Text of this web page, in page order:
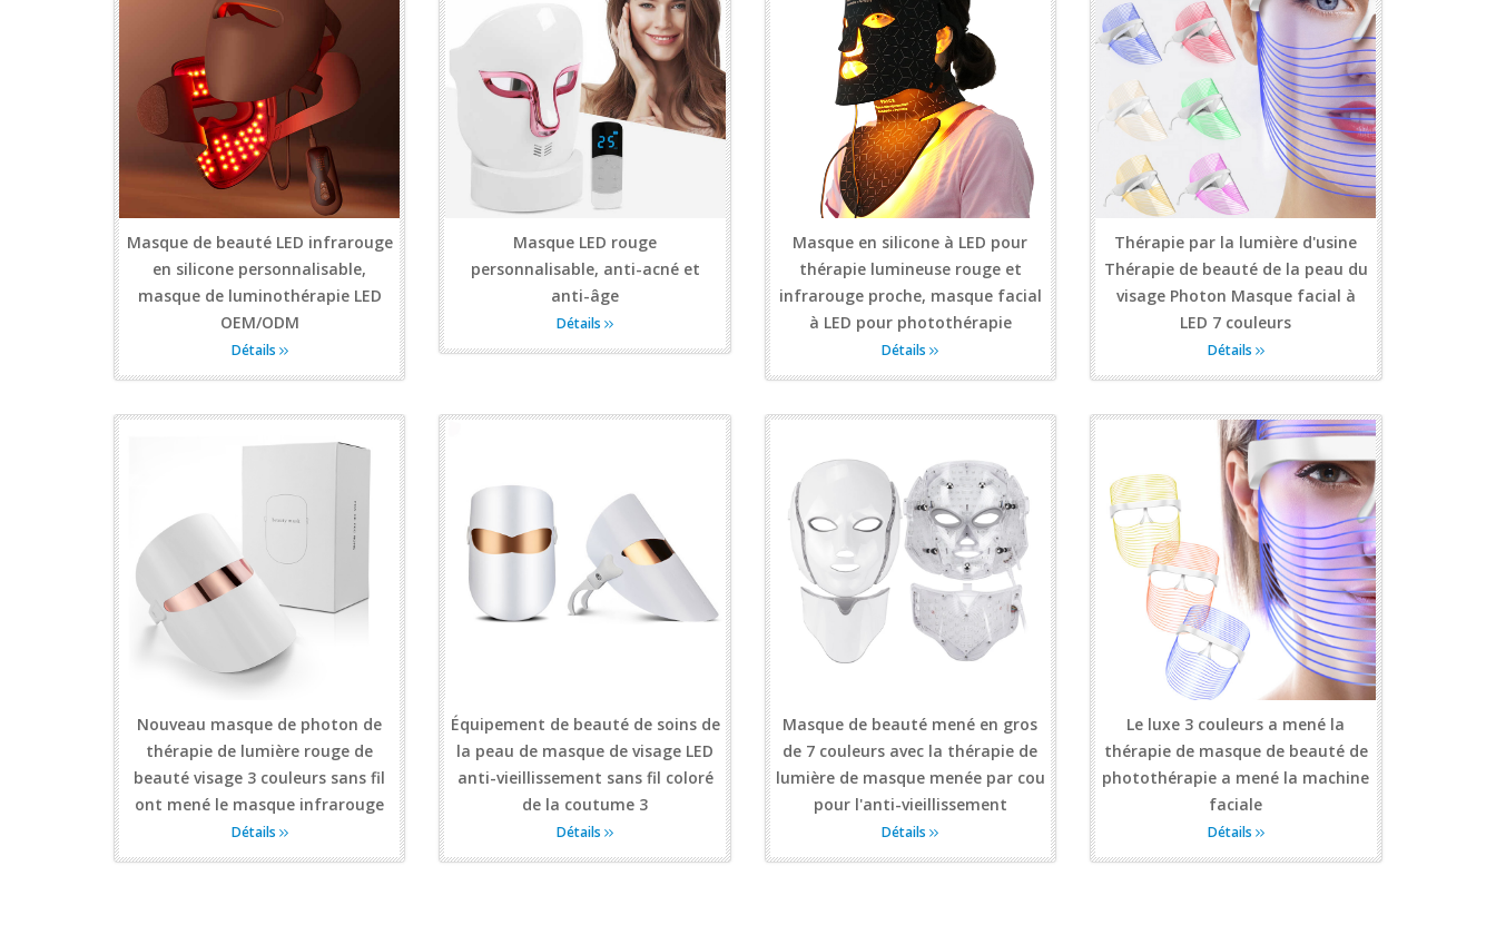
Masque de beauté LED infrarouge
en silicone personnalisable,
masque de luminothérapie LED
OEM/ODM
Détails
Masque LED rouge
personnalisable, anti-acné et
anti-âge
Détails
Masque en silicone à LED pour
thérapie lumineuse rouge et
infrarouge proche, masque facial
à LED pour photothérapie
Détails
Thérapie par la lumière d'usine
Thérapie de beauté de la peau du
visage Photon Masque facial à
LED 7 couleurs
Détails
Nouveau masque de photon de
thérapie de lumière rouge de
beauté visage 3 couleurs sans fil
ont mené le masque infrarouge
Détails
Équipement de beauté de soins de
la peau de masque de visage LED
anti-vieillissement sans fil coloré
de la coutume 3
Détails
Masque de beauté mené en gros
de 7 couleurs avec la thérapie de
lumière de masque menée par cou
pour l'anti-vieillissement
Détails
Le luxe 3 couleurs a mené la
thérapie de masque de beauté de
photothérapie a mené la machine
faciale
Détails